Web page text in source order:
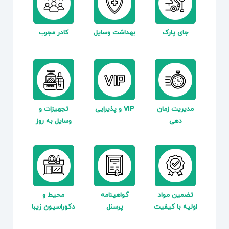
جای پارک بهداشت وسایل کادر مجرب
مدیریت زمان
دهی
VIP و پذیرایی
تجهیزات و
وسایل به روز
تضمین مواد
اولیه با کیفیت
گواهینامه
پرسنل
محیط و
دکوراسیون زیبا